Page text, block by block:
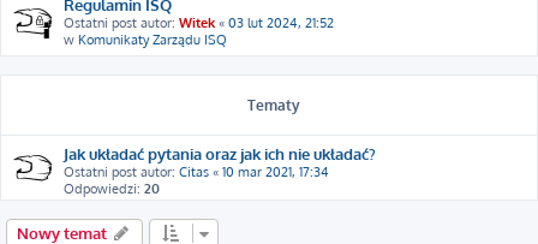
Regulamin ISQ
Ostatni post autor: Witek « 03 lut 2024, 21:52
w Komunikaty Zarządu ISQ
Tematy
Jak układać pytania oraz jak ich nie układać?
Ostatni post autor: Citas « 10 mar 2021, 17:34
Odpowiedzi: 20
Nowy temat